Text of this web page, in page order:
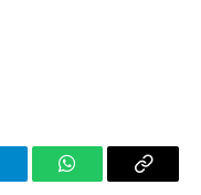
WhatsAppCopy